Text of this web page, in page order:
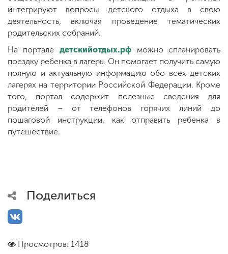
интегрируют вопросы детского отдыха в свою
деятельность, включая проведение тематических
родительских собраний.
На портале детскийотдых.рф можно спланировать
поездку ребенка в лагерь. Он помогает получить самую
полную и актуальную информацию обо всех детских
лагерях на территории Российской Федерации. Кроме
того, портал содержит полезные сведения для
родителей – от телефонов горячих линий до
пошаговой инструкции, как отправить ребенка в
путешествие.
Поделиться
Просмотров: 1418